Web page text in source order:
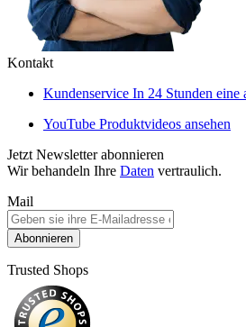
Kontakt
Kundenservice In 24 Stunden eine
YouTube Produktvideos ansehen
Jetzt Newsletter abonnieren
Wir behandeln Ihre Daten vertraulich.
Mail
Abonnieren
Trusted Shops